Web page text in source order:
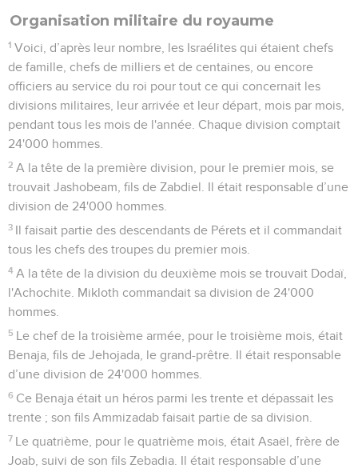
Organisation militaire du royaume
1 Voici, d’après leur nombre, les Israélites qui étaient chefs
de famille, chefs de milliers et de centaines, ou encore
officiers au service du roi pour tout ce qui concernait les
divisions militaires, leur arrivée et leur départ, mois par mois,
pendant tous les mois de l'année. Chaque division comptait
24'000 hommes.
2 A la tête de la première division, pour le premier mois, se
trouvait Jashobeam, fils de Zabdiel. Il était responsable d’une
division de 24'000 hommes.
3 Il faisait partie des descendants de Pérets et il commandait
tous les chefs des troupes du premier mois.
4 A la tête de la division du deuxième mois se trouvait Dodaï,
l'Achochite. Mikloth commandait sa division de 24'000
hommes.
5 Le chef de la troisième armée, pour le troisième mois, était
Benaja, fils de Jehojada, le grand-prêtre. Il était responsable
d’une division de 24'000 hommes.
6 Ce Benaja était un héros parmi les trente et dépassait les
trente ; son fils Ammizadab faisait partie de sa division.
7 Le quatrième, pour le quatrième mois, était Asaël, frère de
Joab, suivi de son fils Zebadia. Il était responsable d’une